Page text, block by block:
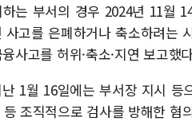
는 부서의 경우 2024년 11월
고를 은폐하거나 축소하려는
사고를 허위·축소·지연 보고했
1월 16일에는 부서장 지시 등
조직적으로 검사를 방해한 혐